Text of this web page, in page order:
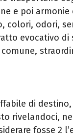
e poi
colori, odori,
evocativo
di
rivelandoci,
fosse 2